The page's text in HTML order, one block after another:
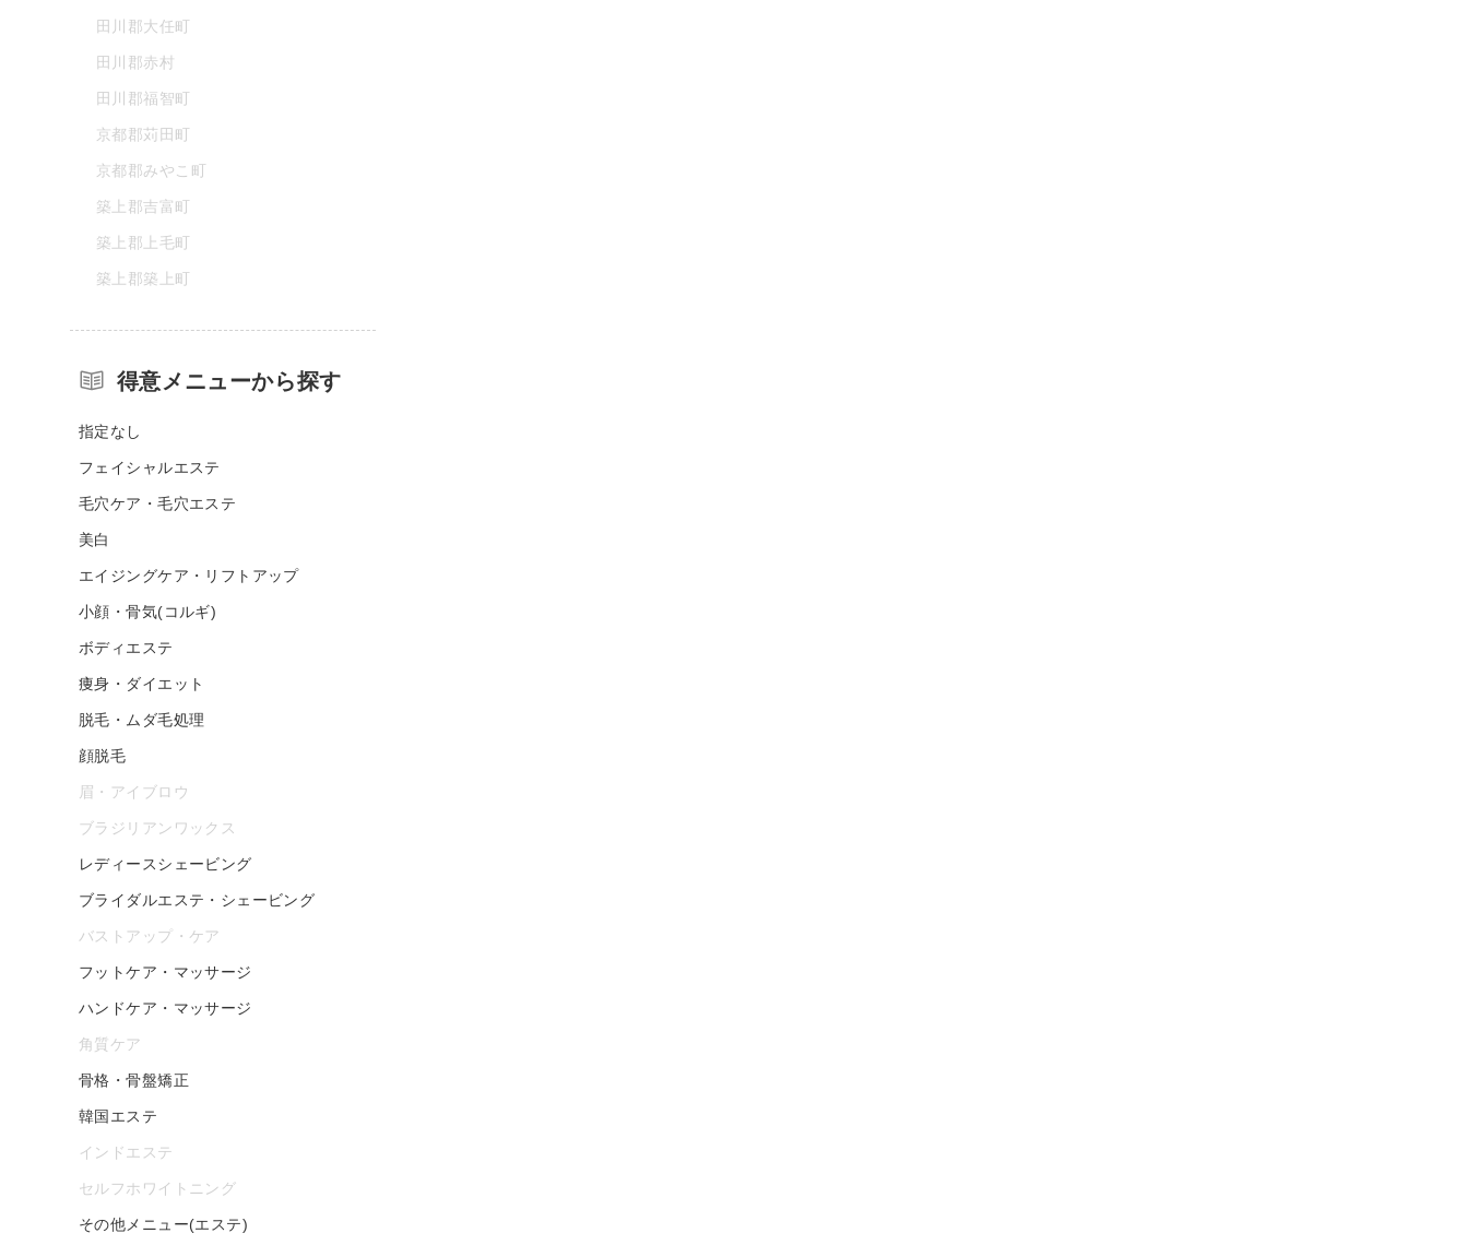
田川郡大任町
田川郡赤村
田川郡福智町
京都郡苅田町
京都郡みやこ町
築上郡吉富町
築上郡上毛町
築上郡築上町
得意メニューから探す
指定なし
フェイシャルエステ
毛穴ケア・毛穴エステ
美白
エイジングケア・リフトアップ
小顔・骨気(コルギ)
ボディエステ
痩身・ダイエット
脱毛・ムダ毛処理
顔脱毛
眉・アイブロウ
ブラジリアンワックス
レディースシェービング
ブライダルエステ・シェービング
バストアップ・ケア
フットケア・マッサージ
ハンドケア・マッサージ
角質ケア
骨格・骨盤矯正
韓国エステ
インドエステ
セルフホワイトニング
その他メニュー(エステ)